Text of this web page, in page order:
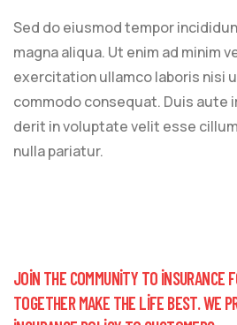
Sed do eiusmod tempor
magna aliqua. Ut enim ad minim
exercitation ullamco laboris nisi
commodo consequat. Duis aute
derit in voluptate velit esse
nulla pariatur.
JOIN THE COMMUNITY TO INSURANCE
TOGETHER MAKE THE LIFE BEST. WE